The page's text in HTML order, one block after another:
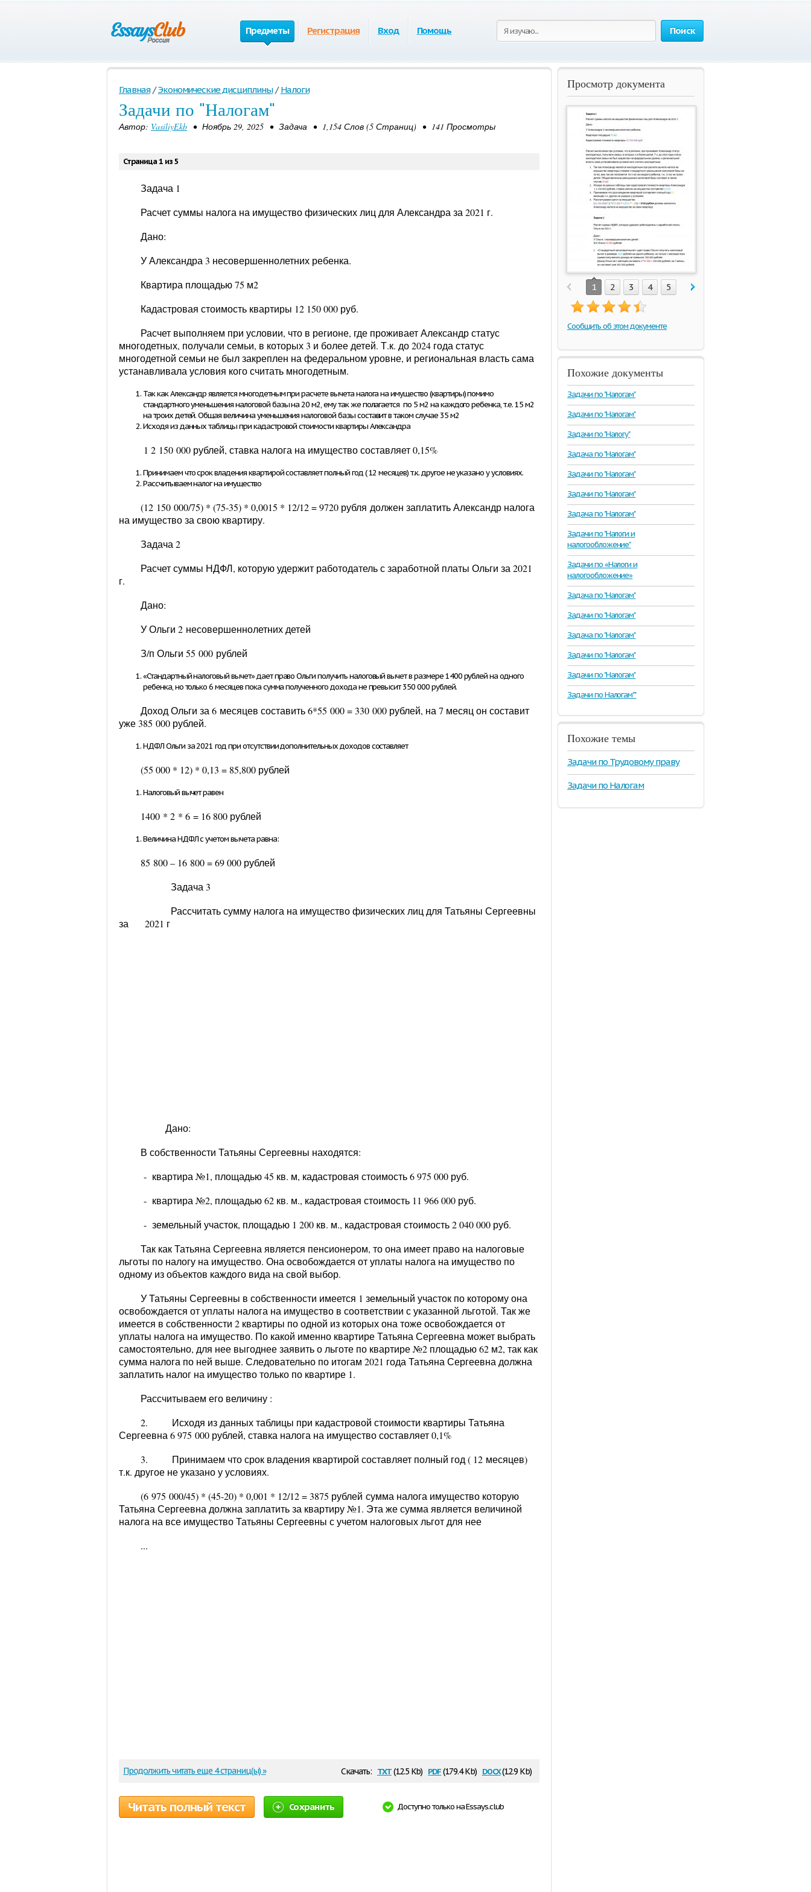
Поиск
Предметы Регистрация Вход Помощь
Главная / Экономические дисциплины / Налоги
Задачи по "Налогам"
Автор: VasiliyEkb • Ноябрь 29, 2025 • Задача • 1,154 Слов (5 Страниц) • 141 Просмотры
Страница 1 из 5
Задача 1
Расчет суммы налога на имущество физических лиц для Александра за 2021 г.
Дано:
У Александра 3 несовершеннолетних ребенка.
Квартира площадью75 м2
Кадастровая стоимость квартиры 12 150 000 руб.
Расчет выполняем при условии, что в регионе, где проживает Александр статус
многодетных, получали семьи, в которых 3 и более детей. Т.к. до 2024 года статус
многодетной семьи не был закреплен на федеральном уровне, и региональная власть сама
устанавливала условия кого считать многодетным.
Так как Александр является многодетным при расчете вычета налога на имущество (квартиры) помимо
стандартного уменьшения налоговой базы на 20 м2, ему так же полагается по 5 м2 на каждого ребенка, т.е. 15 м2
на троих детей. Общая величина уменьшения налоговой базы составит в таком случае 35 м2
Исходя из данных таблицы при кадастровой стоимости квартиры Александра
1 2 150 000 рублей, ставка налога на имущество составляет0,15%
Принимаем что срок владения квартирой составляет полный год (12 месяцев) т.к. другое не указано у условиях.
Рассчитываем налог на имущество
(12 150 000/75) * (75-35) * 0,0015 * 12/12 =9720 рубля должен заплатить Александр налога
на имущество за свою квартиру.
Задача 2
Расчет суммы НДФЛ, которую удержит работодатель с заработной платы Ольги за 2021
г.
Дано:
У Ольги 2 несовершеннолетних детей
З/п Ольги 55 000 рублей
«Стандартный налоговый вычет» дает право Ольги получить налоговый вычет в размере1400рублей на одного
ребенка, но только6месяцев пока сумма полученного дохода не превысит 350 000 рублей.
Доход Ольги за 6 месяцев составить6*55 000= 330 000 рублей, на 7 месяц он составит
уже 385 000 рублей.
НДФЛ Ольги за 2021 год при отсутствии дополнительных доходов составляет
(55 000 * 12) * 0,13 = 85,800 рублей
Налоговый вычет равен
1400 * 2 * 6 = 16 800 рублей
Величина НДФЛ с учетом вычета равна:
85 800 – 16 800 =69 000 рублей
Задача 3
Рассчитать сумму налога на имущество физических лиц для Татьяны Сергеевны
за 2021 г
Дано:
В собственности Татьяны Сергеевны находятся:
- квартира №1, площадью 45 кв. м, кадастровая стоимость 6 975 000 руб.
- квартира №2, площадью 62 кв. м., кадастровая стоимость 11 966 000 руб.
- земельный участок, площадью 1 200 кв. м., кадастровая стоимость 2 040 000 руб.
Так как Татьяна Сергеевна является пенсионером, то она имеет право на налоговые
льготы по налогу на имущество. Она освобождается от уплаты налога на имущество по
одному из объектов каждого вида на свой выбор.
У Татьяны Сергеевны в собственности имеется 1 земельный участок по которому она
освобождается от уплаты налога на имущество в соответствии с указанной льготой. Так же
имеется в собственности 2 квартиры по одной из которых она тоже освобождается от
уплаты налога на имущество. По какой именно квартире Татьяна Сергеевна может выбрать
самостоятельно, для нее выгоднее заявить о льготе по квартире №2 площадью 62 м2, так как
сумма налога по ней выше. Следовательно по итогам 2021 года Татьяна Сергеевна должна
заплатить налог на имущество только по квартире 1.
Рассчитываем его величину :
2. Исходя из данных таблицы при кадастровой стоимости квартиры Татьяна
Сергеевна 6 975 000 рублей, ставка налога на имущество составляет0,1%
3. Принимаем что срок владения квартирой составляет полный год ( 12 месяцев)
т.к. другое не указано у условиях.
(6 975 000/45) * (45-20) * 0,001 * 12/12 =3875 рублей сумма налога имущество которую
Татьяна Сергеевна должна заплатить за квартиру №1. Эта же сумма является величиной
налога на все имущество Татьяны Сергеевны с учетом налоговых льгот для нее
...
Скачать: txt(12.5 Kb) pdf(179.4 Kb) docx(12.9 Kb)
Продолжить читать еще 4 страниц(ы) »
Читать полный текст Сохранить Доступно только на Essays.club
Просмотр документа
1 2 3 4 5
Сообщить об этом документе
Похожие документы
Задачи по "Налогам"
Задачи по "Налогам"
Задачи по "Налогу"
Задача по "Налогам"
Задачи по "Налогам"
Задачи по "Налогам"
Задача по "Налогам"
Задачи по "Налоги и
налогообложение"
Задачи по «Налоги и
налогообложение»
Задача по "Налогам"
Задачи по "Налогам"
Задача по "Налогам"
Задачи по "Налогам"
Задачи по "Налогам"
Задачи по Налогам""
Похожие темы
Задачи по Трудовому праву
Задачи по Налогам